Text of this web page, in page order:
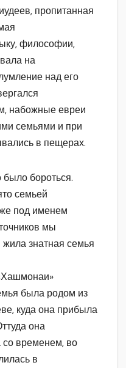
пропитанная
философии,
на
над его
набожные евреи
семьями и при
в пещерах.
бороться.
семьей
под именем
мы
знатная семья
была родом из
куда она прибыла
она
со временем, во
в